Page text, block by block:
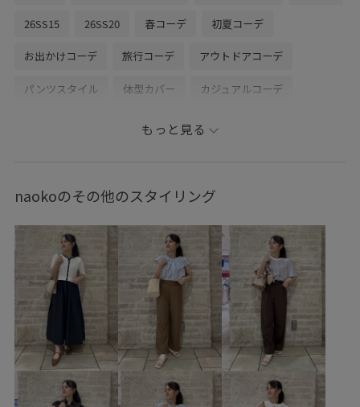
26SS15 26SS20 春コーデ 初夏コーデ
お出かけコーデ 旅行コーデ アウトドアコーデ
パンツスタイル 体型カバー カジュアルコーデ
ウェーブ イエベ春
パンツ バッグ ショルダーバッグ
ネックレス GDM16500 GDS16320
GIN26040 GIW16050 GIX16150 GIZ16020
1枚でも着れる 26mother'sday 26RPUVCARE
26RP_夏のbesthit 26SS10dp 26SS10gs 26SS10r
26SS20dp 26SS20gsr 26SSRP羽織り
もっと見る
naokoのその他のスタイリング